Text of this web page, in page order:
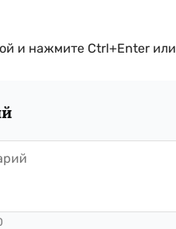
и нажмите Ctrl+Enter или